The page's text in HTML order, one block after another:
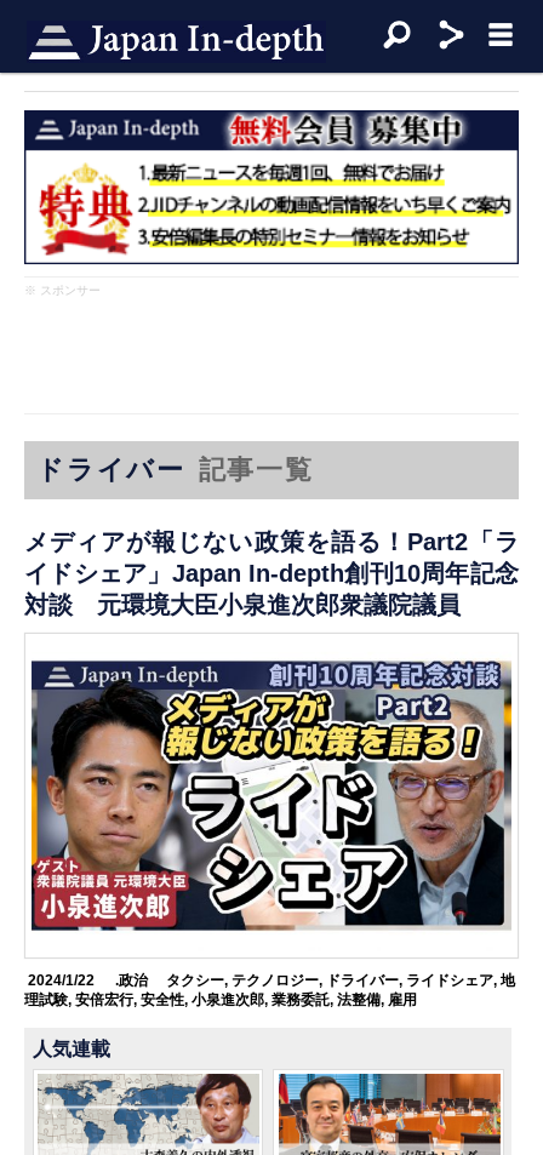
※ スポンサー
ドライバー 記事一覧
メディアが報じない政策を語る！Part2「ラ
イドシェア」Japan In-depth創刊10周年記念
対談 元環境大臣小泉進次郎衆議院議員
2024/1/22 .政治 タクシー, テクノロジー, ドライバー, ライドシェア, 地
理試験,安倍宏行,安全性,小泉進次郎,業務委託,法整備, 雇用
人気連載